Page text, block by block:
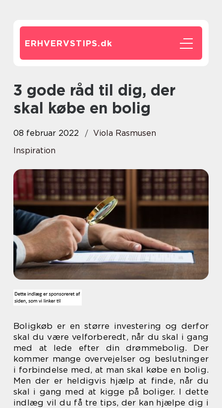
ERHVERVSTIPS.dk
3 gode råd til dig, der
skal købe en bolig
08 februar 2022
Viola Rasmusen
Inspiration
Boligkøb er en større investering og derfor
skal du være velforberedt, når du skal i gang
med at lede efter din drømmebolig. Der
kommer mange overvejelser og beslutninger
i forbindelse med, at man skal købe en bolig.
Men der er heldigvis hjælp at finde, når du
skal i gang med at kigge på boliger. I dette
indlæg vil du få tre tips, der kan hjælpe dig i